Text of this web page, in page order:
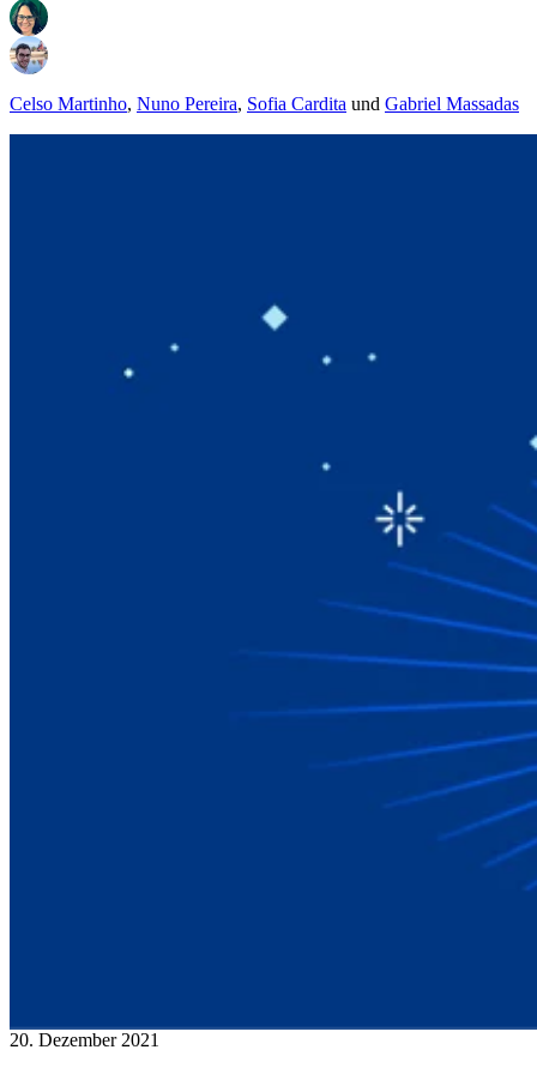
Celso Martinho, Nuno Pereira, Sofia Cardita und Gabriel Massadas
20. Dezember 2021